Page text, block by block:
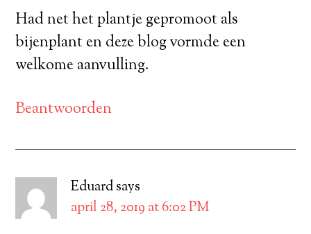
Had net het plantje gepromoot als
bijenplant en deze blog vormde een
welkome aanvulling.
Beantwoorden
Eduardsays
april 28, 2019 at 6:02 PM